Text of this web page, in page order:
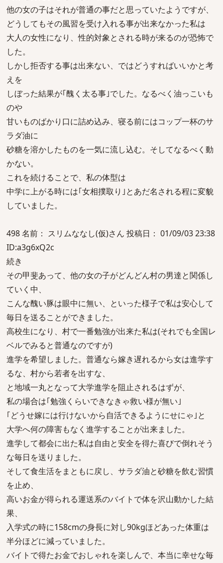
他の女の子はそれが普通の事だと思っていたようですが、
どうしてもその風習を受け入れる事が出来なかった私は
大人の女性になり、性的対象とされる時が来るのが恐怖で
した。
しかし拒否する事は出来ない、ではどうすればいいかと考
えを
しぼった結果が｢醜く太る事｣でした。なるべく油っこいも
のや
甘いものばかり口に詰め込み、寝る前にはコップ一杯のサ
ラダ油に
砂糖を溶かしたものを一気に流し込む。そしてなるべく動
かない。
これを続けることで、私の体型は
中学に上がる時には｢女相撲取り｣とあだ名される程に変貌
していました。
498 名前： スリムななし(仮)さん 投稿日： 01/09/03 23:38
ID:a3g6xQ2c
続き
その甲斐あって、他の女の子がどんどん村の男達と関係し
ていく中、
こんな醜い豚は眼中に無い、といった様子で私は安心して
毎日を送ることができました。
高校生になり、村で一番勉強が出来た私は(それでも全国レ
ベルでみると普通なのですが)
進学を希望しました。普通なら嫁き遅れるから女は進学す
るな、村から若者を出すな、
と地域一丸となって大学進学を阻止されるはずが、
私の場合は｢勉強くらいできなきゃ救い様が無い｣
｢どうせ嫁には行けないから自活できるようにせにゃ｣と
大学へ何の障害もなく進学することが出来ました。
進学して都会に出た私は自由と安全を得た喜びで倒れそう
な毎日を送りました。
そして食生活をまともに戻し、サラダ油と砂糖を飲む習慣
を止め、
高いお金が得られる運送系のバイトで体を沢山動かした結
果、
入学式の時に158cmの身長に対し90kgほどあった体重は
半分ほどに減っていました。
バイトで得たお金でおしゃれを楽しんで、本当に幸せな毎